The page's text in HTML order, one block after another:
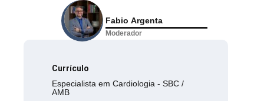
Fabio Argenta
Moderador
Currículo
Especialista em Cardiologia - SBC /
AMB